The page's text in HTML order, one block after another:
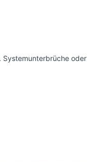
Systemunterbrüche oder